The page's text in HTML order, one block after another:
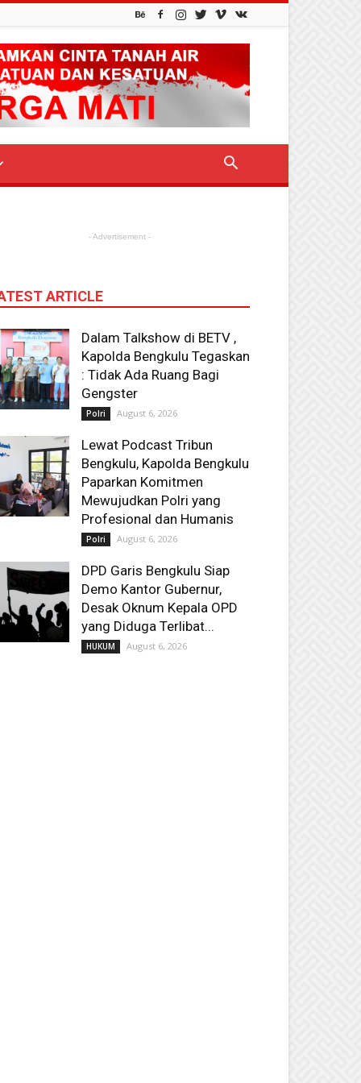
- Advertisement -
ARTICLE
Dalam Talkshow di BETV ,
Kapolda Bengkulu Tegaskan
: Tidak Ada Ruang Bagi
Gengster
Polri August 6, 2026
Lewat Podcast Tribun
Bengkulu, Kapolda Bengkulu
Paparkan Komitmen
Mewujudkan Polri yang
Profesional dan Humanis
Polri August 6, 2026
DPD Garis Bengkulu Siap
Demo Kantor Gubernur,
Desak Oknum Kepala OPD
yang Diduga Terlibat...
HUKUM August 6, 2026